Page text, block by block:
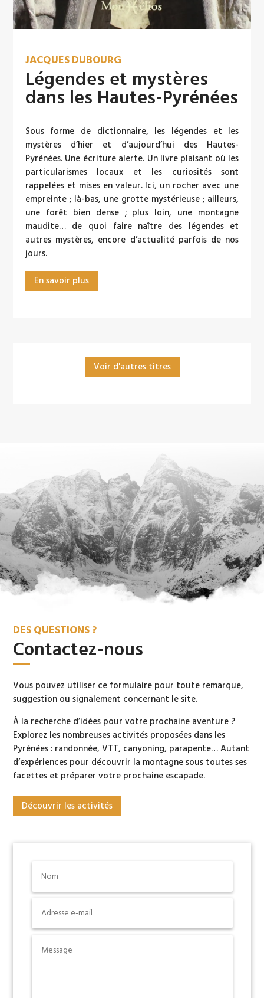
JACQUES DUBOURG
Légendes et mystères
dans les Hautes-Pyrénées
Sous forme de dictionnaire, les légendes et les
mystères d’hier et d’aujourd’hui des Hautes-
Pyrénées. Une écriture alerte. Un livre plaisant où les
particularismes locaux et les curiosités sont
rappelées et mises en valeur. Ici, un rocher avec une
empreinte ; là-bas, une grotte mystérieuse ; ailleurs,
une forêt bien dense ; plus loin, une montagne
maudite… de quoi faire naître des légendes et
autres mystères, encore d’actualité parfois de nos
jours.
En savoir plus
Voir d'autres titres
DES QUESTIONS ?
Contactez-nous
Vous pouvez utiliser ce formulaire pour toute remarque,
suggestion ou signalement concernant le site.
À la recherche d’idées pour votre prochaine aventure ?
Explorez les nombreuses activités proposées dans les
Pyrénées : randonnée, VTT, canyoning, parapente… Autant
d’expériences pour découvrir la montagne sous toutes ses
facettes et préparer votre prochaine escapade.
Découvrir les activités